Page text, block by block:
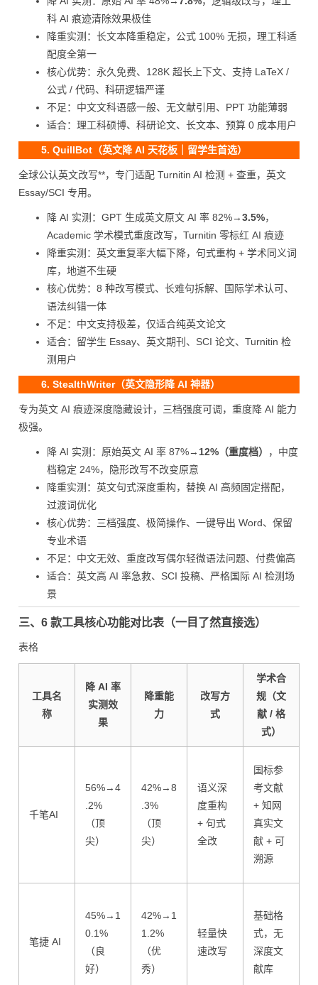
科 AI 痕迹清除效果极佳
降重实测：长文本降重稳定，公式 100% 无损，理工科适
配度全第一
核心优势：永久免费、128K 超长上下文、支持 LaTeX /
公式 / 代码、科研逻辑严谨
不足：中文文科语感一般、无文献引用、PPT 功能薄弱
适合：理工科硕博、科研论文、长文本、预算 0 成本用户
5. QuillBot（英文降 AI 天花板｜留学生首选）
全球公认英文改写**，专门适配 Turnitin AI 检测 + 查重，英文
Essay/SCI 专用。
降 AI 实测：GPT 生成英文原文 AI 率 82%→3.5%，
Academic 学术模式重度改写，Turnitin 零标红 AI 痕迹
降重实测：英文重复率大幅下降，句式重构 + 学术同义词
库，地道不生硬
核心优势：8 种改写模式、长难句拆解、国际学术认可、
语法纠错一体
不足：中文支持极差，仅适合纯英文论文
适合：留学生 Essay、英文期刊、SCI 论文、Turnitin 检
测用户
6. StealthWriter（英文隐形降 AI 神器）
专为英文 AI 痕迹深度隐藏设计，三档强度可调，重度降 AI 能力
极强。
降 AI 实测：原始英文 AI 率 87%→ 12%（重度档）
，中度
档稳定 24%，隐形改写不改变原意
降重实测：英文句式深度重构，替换 AI 高频固定搭配，
过渡词优化
核心优势：三档强度、极简操作、一键导出 Word、保留
专业术语
不足：中文无效、重度改写偶尔轻微语法问题、付费偏高
适合：英文高 AI 率急救、SCI 投稿、严格国际 AI 检测场
景
三、6 款工具核心功能对比表（一目了然直接选）
表格
工具名
称
降 AI 率
实测效
果
降重能
力
改写方
式
学术合
规（文
献 / 格
式）
千笔AI
56%→4
.2%
（顶
尖）
42%→8
.3%
（顶
尖）
语义深
度重构
+ 句式
全改
国标参
考文献
+ 知网
真实文
献 + 可
溯源
笔捷 AI
45%→1
0.1%
（良
好）
42%→1
1.2%
（优
秀）
轻量快
速改写
基础格
式，无
深度文
献库